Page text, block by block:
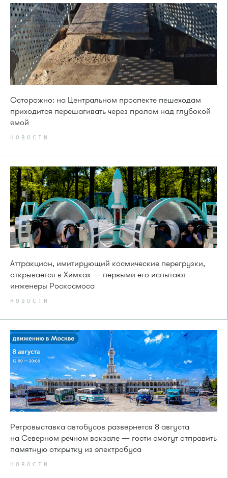
Осторожно: на Центральном проспекте пешеходам
приходится перешагивать через пролом над глубокой
ямой
НОВОСТИ
Аттракцион, имитирующий космические перегрузки,
открывается в Химках — первыми его испытают
инженеры Роскосмоса
НОВОСТИ
Ретровыставка автобусов развернется 8 августа
на Северном речном вокзале — гости смогут отправить
памятную открытку из электробуса
НОВОСТИ